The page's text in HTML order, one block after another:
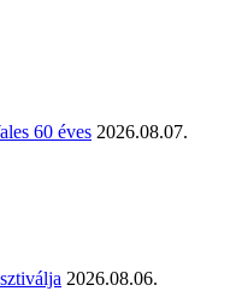
60 éves 2026.08.07.
2026.08.06.